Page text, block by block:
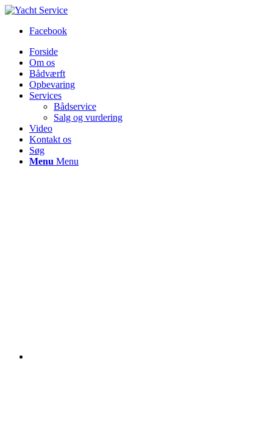
Facebook
Forside
Om os
Bådværft
Opbevaring
Services
Bådservice
Salg og vurdering
Video
Kontakt os
Søg
Menu Menu